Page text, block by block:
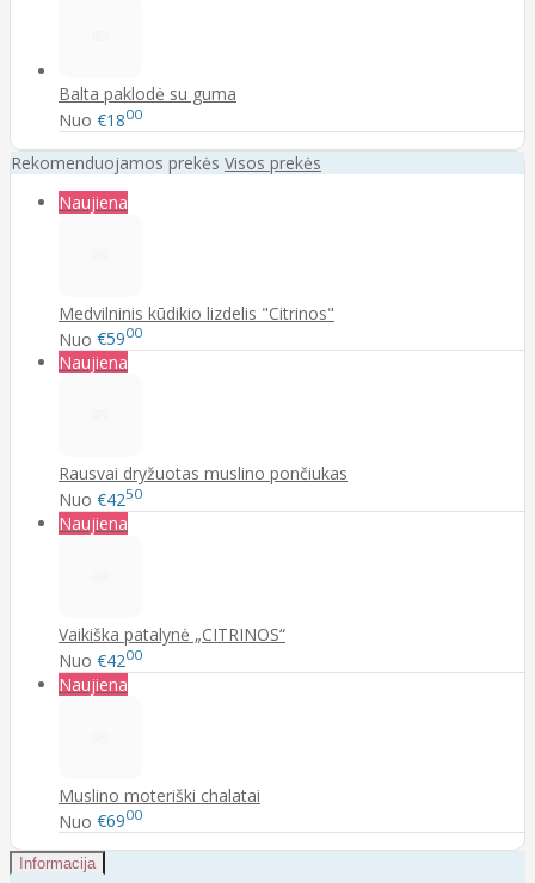
Balta paklodė su guma
Nuo €1800
Rekomenduojamos prekės Visos prekės
Naujiena
Medvilninis kūdikio lizdelis "Citrinos"
Nuo €5900
Naujiena
Rausvai dryžuotas muslino pončiukas
Nuo €4250
Naujiena
Vaikiška patalynė „CITRINOS“
Nuo €4200
Naujiena
Muslino moteriški chalatai
Nuo €6900
Informacija